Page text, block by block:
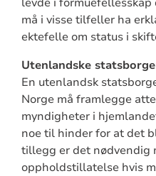
må i visse tilfeller ha
ektefelle om status i
Utenlandske
En utenlandsk
Norge må framlegge
myndigheter i
noe til hinder for at det
tillegg er det nødvendig
oppholdstillatelse hvis